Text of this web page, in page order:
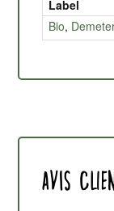
Label
Bio,
Avis